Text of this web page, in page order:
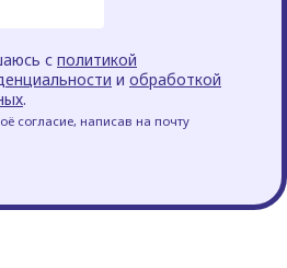
с политикой
и обработкой
.
согласие, написав на почту